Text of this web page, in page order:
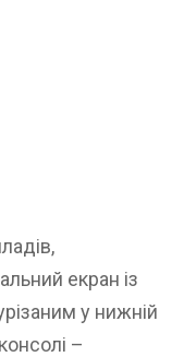
екран із
у нижній
–